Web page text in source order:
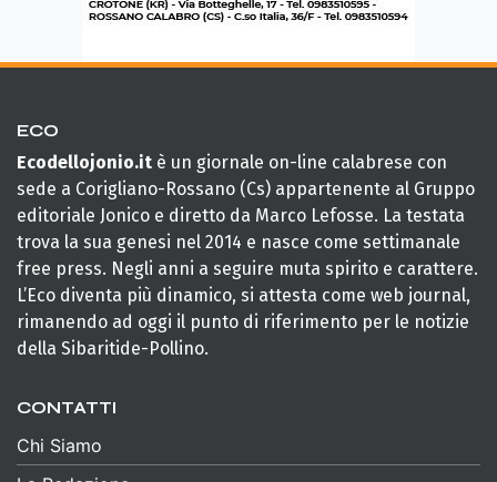
ECO
Ecodellojonio.it è un giornale on-line calabrese con
sede a Corigliano-Rossano (Cs) appartenente al Gruppo
editoriale Jonico e diretto da Marco Lefosse. La testata
trova la sua genesi nel 2014 e nasce come settimanale
free press. Negli anni a seguire muta spirito e carattere.
L’Eco diventa più dinamico, si attesta come web journal,
rimanendo ad oggi il punto di riferimento per le notizie
della Sibaritide-Pollino.
CONTATTI
Chi Siamo